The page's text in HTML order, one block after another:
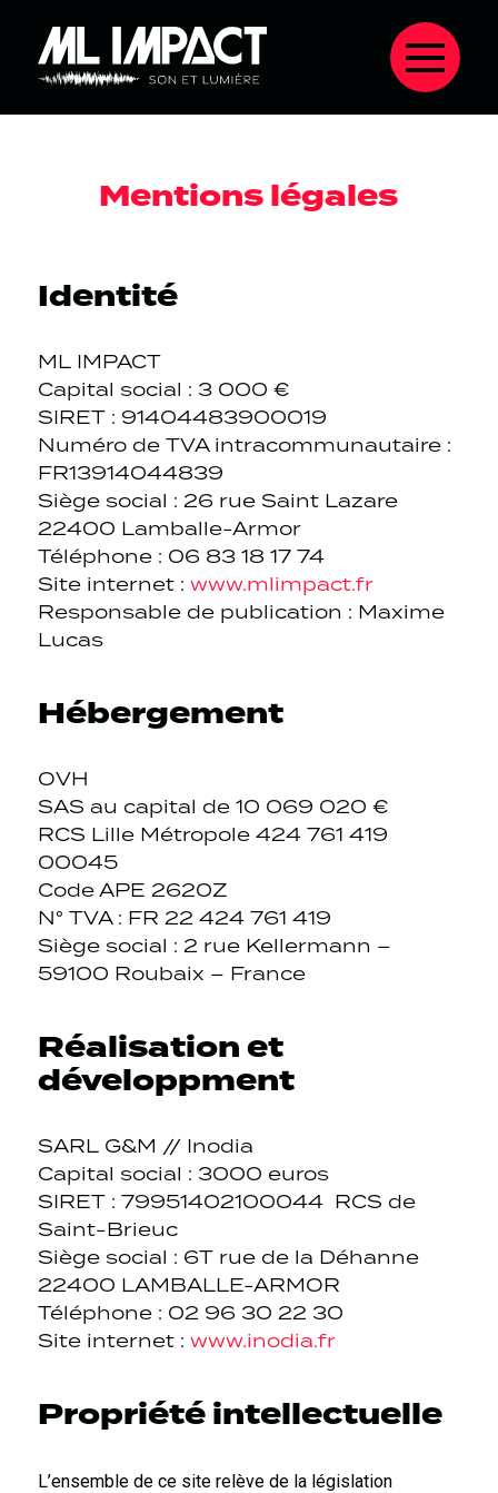
Mentions légales
Identité
ML IMPACT
Capital social : 3 000 €
SIRET : 91404483900019
Numéro de TVA intracommunautaire :
FR13914044839
Siège social : 26 rue Saint Lazare
22400 Lamballe-Armor
Téléphone : 06 83 18 17 74
Site internet : www.mlimpact.fr
Responsable de publication : Maxime
Lucas
Hébergement
OVH
SAS au capital de 10 069 020 €
RCS Lille Métropole 424 761 419
00045
Code APE 2620Z
N° TVA : FR 22 424 761 419
Siège social : 2 rue Kellermann –
59100 Roubaix – France
Réalisation et
développment
SARL G&M // Inodia
Capital social : 3000 euros
SIRET : 79951402100044 RCS de
Saint-Brieuc
Siège social : 6T rue de la Déhanne
22400 LAMBALLE-ARMOR
Téléphone : 02 96 30 22 30
Site internet : www.inodia.fr
Propriété intellectuelle
L’ensemble de ce site relève de la législation